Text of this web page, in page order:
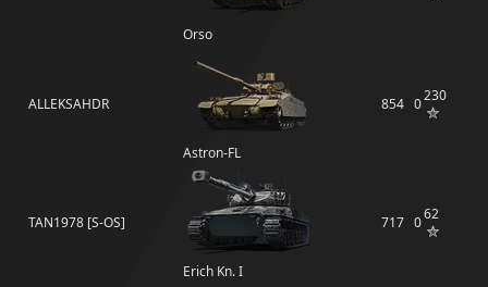
Orso
ALLEKSAHDR
Astron-FL
854 0230
TAN1978 [S-OS]
Erich Kn. I
717 062